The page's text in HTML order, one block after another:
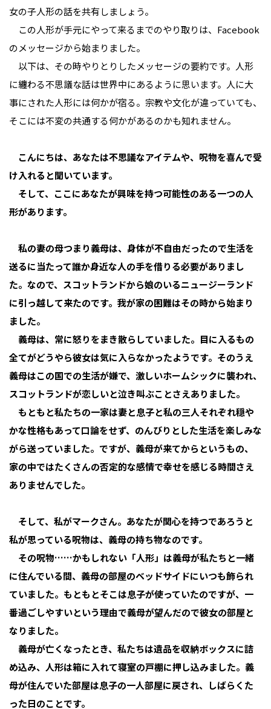
女の子人形の話を共有しましょう。
この人形が手元にやって来るまでのやり取りは、Facebook
のメッセージから始まりました。
以下は、その時やりとりしたメッセージの要約です。人形
に纏わる不思議な話は世界中にあるように思います。人に大
事にされた人形には何かが宿る。宗教や文化が違っていても、
そこには不変の共通する何かがあるのかも知れません。
こんにちは、あなたは不思議なアイテムや、呪物を喜んで受
け入れると聞いています。
そして、ここにあなたが興味を持つ可能性のある一つの人
形があります。
私の妻の母つまり義母は、身体が不自由だったので生活を
送るに当たって誰か身近な人の手を借りる必要がありまし
た。なので、スコットランドから娘のいるニュージーランド
に引っ越して来たのです。我が家の困難はその時から始まり
ました。
義母は、常に怒りをまき散らしていました。目に入るもの
全てがどうやら彼女は気に入らなかったようです。そのうえ
義母はこの国での生活が嫌で、激しいホームシックに襲われ、
スコットランドが恋しいと泣き叫ぶことさえありました。
もともと私たちの一家は妻と息子と私の三人それぞれ穏や
かな性格もあって口論をせず、のんびりとした生活を楽しみな
がら送っていました。ですが、義母が来てからというもの、
家の中ではたくさんの否定的な感情で幸せを感じる時間さえ
ありませんでした。
そして、私がマークさん。あなたが関心を持つであろうと
私が思っている呪物は、義母の持ち物なのです。
その呪物……かもしれない「人形」は義母が私たちと一緒
に住んでいる間、義母の部屋のベッドサイドにいつも飾られ
ていました。もともとそこは息子が使っていたのですが、一
番過ごしやすいという理由で義母が望んだので彼女の部屋と
なりました。
義母が亡くなったとき、私たちは遺品を収納ボックスに詰
め込み、人形は箱に入れて寝室の戸棚に押し込みました。義
母が住んでいた部屋は息子の一人部屋に戻され、しばらくた
った日のことです。